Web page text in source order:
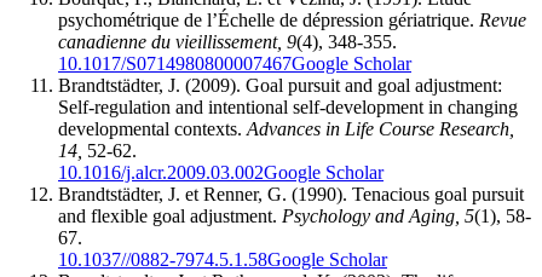
psychométrique de l’Échelle de dépression gériatrique. Revue
canadienne du vieillissement, 9(4), 348-355.
10.1017/S0714980800007467Google Scholar
Brandtstädter, J. (2009). Goal pursuit and goal adjustment:
Self-regulation and intentional self-development in changing
developmental contexts.Advances in Life Course Research,
14, 52-62.
10.1016/j.alcr.2009.03.002Google Scholar
Brandtstädter, J. et Renner, G. (1990). Tenacious goal pursuit
and flexible goal adjustment. Psychology and Aging, 5(1), 58-
67.
10.1037//0882-7974.5.1.58Google Scholar